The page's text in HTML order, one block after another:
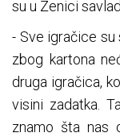
su u Zenici
- Sve igračice
zbog kartona
druga igračica,
visini zadatka.
znamo šta nas